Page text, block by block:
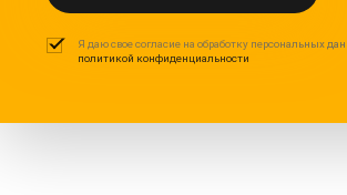
Я даю свое согласие на обработку персональных
политикой конфиденциальности